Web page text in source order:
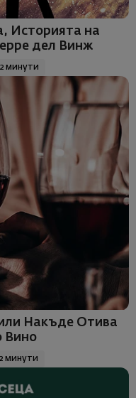
Историята на
дел Винж
2 минути
Накъде Отива
Вино
2 минути